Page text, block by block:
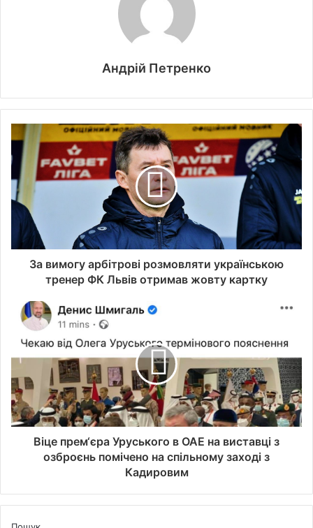
Андрій Петренко
За вимогу арбітрові розмовляти українською
тренер ФК Львів отримав жовту картку
Віце прем‘єра Уруського в ОАЕ на виставці з
озброєнь помічено на спільному заході з
Кадировим